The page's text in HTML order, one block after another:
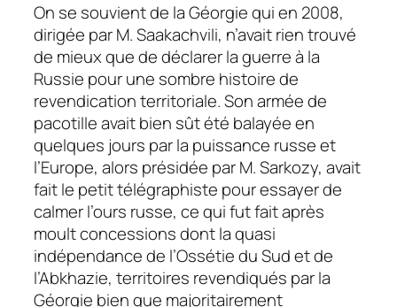
On se souvient de la Géorgie qui en 2008,
dirigée par M. Saakachvili, n’avait rien trouvé
de mieux que de déclarer la guerre à la
Russie pour une sombre histoire de
revendication territoriale. Son armée de
pacotille avait bien sût été balayée en
quelques jours par la puissance russe et
l’Europe, alors présidée par M. Sarkozy, avait
fait le petit télégraphiste pour essayer de
calmer l’ours russe, ce qui fut fait après
moult concessions dont la quasi
indépendance de l’Ossétie du Sud et de
l’Abkhazie, territoires revendiqués par la
Géorgie bien que majoritairement